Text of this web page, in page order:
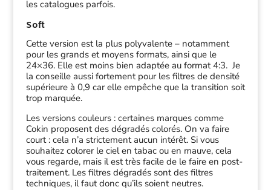
les catalogues parfois.
Soft
Cette version est la plus polyvalente – notamment
pour les grands et moyens formats, ainsi que le
24×36. Elle est moins bien adaptée au format 4:3. Je
la conseille aussi fortement pour les filtres de densité
supérieure à 0,9 car elle empêche que la transition soit
trop marquée.
Les versions couleurs : certaines marques comme
Cokin proposent des dégradés colorés. On va faire
court : cela n’a strictement aucun intérêt. Si vous
souhaitez colorer le ciel en tabac ou en mauve, cela
vous regarde, mais il est très facile de le faire en post-
traitement. Les filtres dégradés sont des filtres
techniques, il faut donc qu’ils soient neutres.